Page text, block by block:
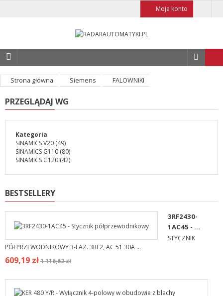
Moje konto
Strona główna Siemens FALOWNIKI
PRZEGLĄDAJ WG
Kategoria
SINAMICS V20 (49)
SINAMICS G110 (80)
SINAMICS G120 (42)
BESTSELLERY
3RF2430-
1AC45 - ...
STYCZNIK
PÓŁPRZEWODNIKOWY 3-FAZ. 3RF2, AC 51 30A ...
609,19 zł1 116,62 zł